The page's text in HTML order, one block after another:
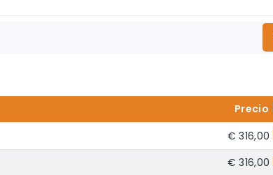
Precio
€ 316,00
€ 316,00